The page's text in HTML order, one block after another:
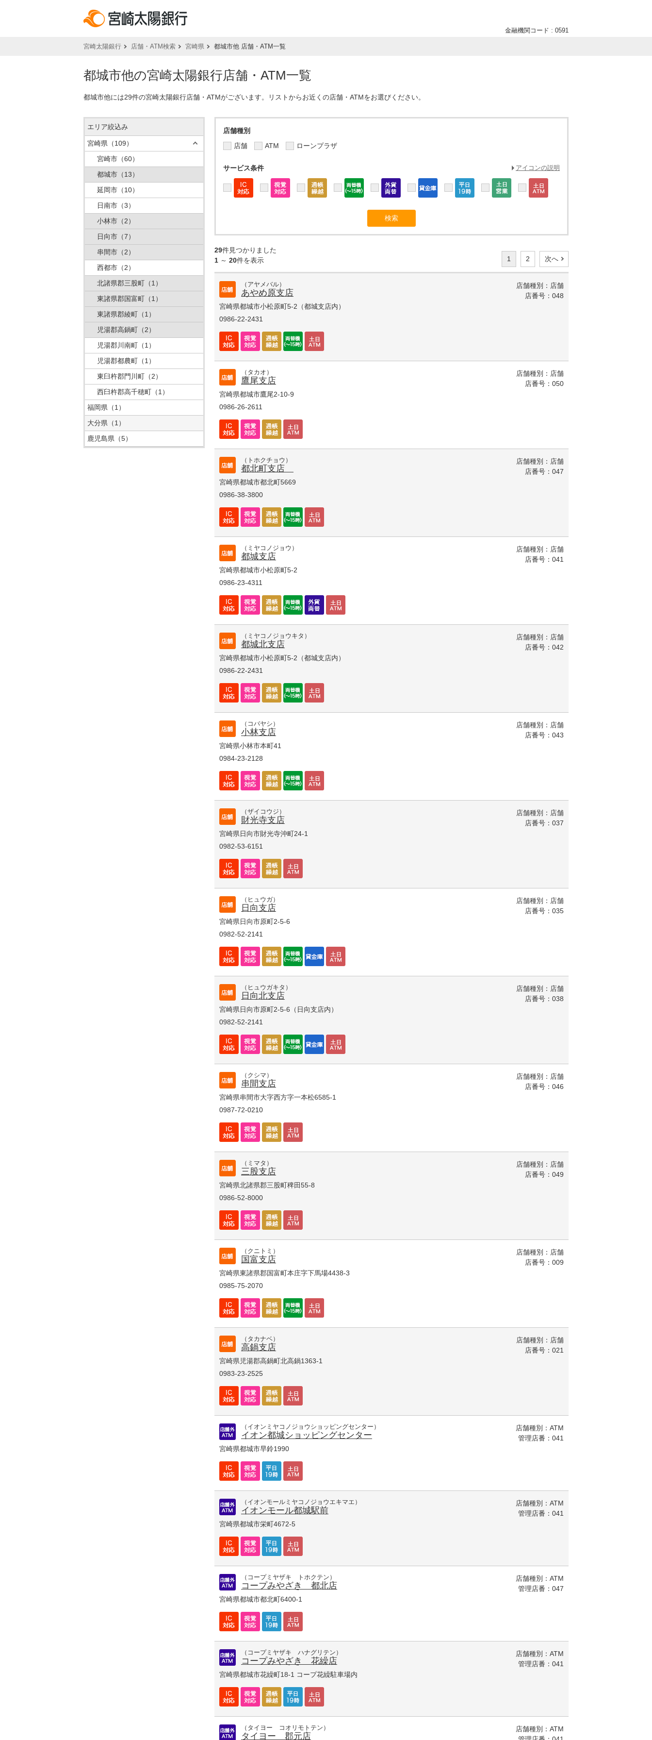
金融機関コード : 0591
宮崎太陽銀行 店舗・ATM検索 宮崎県 都城市他 店舗・ATM一覧
都城市他の宮崎太陽銀行店舗・ATM一覧
都城市他には29件の宮崎太陽銀行店舗・ATMがございます。リストからお近くの店舗・ATMをお選びください。
店舗種別
店舗
ATM ローンプラザ
サービス条件 アイコンの説明
29件見つかりました
1 ～ 20件を表示 1 2 次へ
（アヤメバル）
あやめ原支店
宮崎県都城市小松原町5-2（都城支店内）
0986-22-2431
店舗種別：店舗
店番号：048
（タカオ）
鷹尾支店
宮崎県都城市鷹尾2-10-9
0986-26-2611
店舗種別：店舗
店番号：050
（トホクチョウ）
都北町支店
宮崎県都城市都北町5669
0986-38-3800
店舗種別：店舗
店番号：047
（ミヤコノジョウ）
都城支店
宮崎県都城市小松原町5-2
0986-23-4311
店舗種別：店舗
店番号：041
（ミヤコノジョウキタ）
都城北支店
宮崎県都城市小松原町5-2（都城支店内）
0986-22-2431
店舗種別：店舗
店番号：042
（コバヤシ）
小林支店
宮崎県小林市本町41
0984-23-2128
店舗種別：店舗
店番号：043
（ザイコウジ）
財光寺支店
宮崎県日向市財光寺沖町24-1
0982-53-6151
店舗種別：店舗
店番号：037
（ヒュウガ）
日向支店
宮崎県日向市原町2-5-6
0982-52-2141
店舗種別：店舗
店番号：035
（ヒュウガキタ）
日向北支店
宮崎県日向市原町2-5-6（日向支店内）
0982-52-2141
店舗種別：店舗
店番号：038
（クシマ）
串間支店
宮崎県串間市大字西方字一本松6585-1
0987-72-0210
店舗種別：店舗
店番号：046
（ミマタ）
三股支店
宮崎県北諸県郡三股町稗田55-8
0986-52-8000
店舗種別：店舗
店番号：049
（クニトミ）
国富支店
宮崎県東諸県郡国富町本庄字下馬場4438-3
0985-75-2070
店舗種別：店舗
店番号：009
（タカナベ）
高鍋支店
宮崎県児湯郡高鍋町北高鍋1363-1
0983-23-2525
店舗種別：店舗
店番号：021
（イオンミヤコノジョウショッピングセンター）
イオン都城ショッピングセンター
宮崎県都城市早鈴1990
店舗種別：ATM
管理店番：041
（イオンモールミヤコノジョウエキマエ）
イオンモール都城駅前
宮崎県都城市栄町4672-5
店舗種別：ATM
管理店番：041
（コープミヤザキ トホクテン）
コープみやざき 都北店
宮崎県都城市都北町6400-1
店舗種別：ATM
管理店番：047
（コープミヤザキ ハナグリテン）
コープみやざき 花繰店
宮崎県都城市花繰町18-1 コープ花繰駐車場内
店舗種別：ATM
管理店番：041
（タイヨー コオリモトテン）
タイヨー 郡元店
店舗種別：ATM
エリア絞込み
宮崎県 （109）
宮崎市 （60）
都城市 （13）
延岡市 （10）
日南市 （3）
小林市 （2）
日向市 （7）
串間市 （2）
西都市 （2）
北諸県郡三股町 （1）
東諸県郡国富町 （1）
東諸県郡綾町 （1）
児湯郡高鍋町 （2）
児湯郡川南町 （1）
児湯郡都農町 （1）
東臼杵郡門川町 （2）
西臼杵郡高千穂町 （1）
福岡県 （1）
大分県 （1）
鹿児島県 （5）